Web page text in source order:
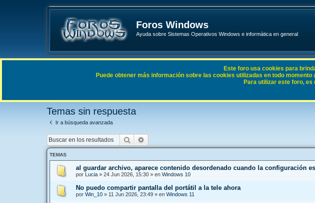
Foros Windows
Ayuda sobre Sistemas Operativos Windows e informática en general
Enlaces rápidos FAQ
Temas sin respuesta
Ir a búsqueda avanzada
Buscar
TEMAS
al guardar archivo, aparece contenido desordenado cuando la configuración
por Lucia » 24 Jun 2026, 15:30 » en Windows 10
No puedo compartir pantalla del portátil a la tele ahora
por Win_10 » 11 Jun 2026, 23:49 » en Windows 11
Este foro usa cookies para
Puede obtener más información sobre las cookies utilizadas en todo
Para utilizar este foro,